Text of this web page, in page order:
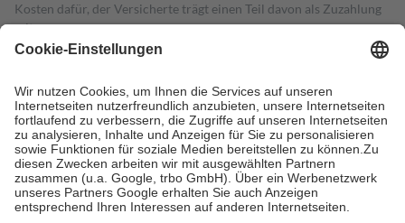
Kosten dafür, der Versicherte trägt einen Teil davon als Zuzahlung
mit.
Grundsätzlich leisten Mitglieder Zuzahlungen in Höhe von zehn
höchstens zehn Euro.
Es sind jedoch nie mehr als die tatsächlichen
Kosten der Leistung zu entrichten.
Diese Regeln gelten grundsätzlich auch für Online-Apotheken.
Bei Heilmitteln und häuslicher Krankenpflege beträgt die
Zuzahlung zehn Prozent der Kosten sowie zehn Euro je
Verordnung.
Um das Engagement der Versicherten für ihre eigene Gesundheit zu
stärken und die besondere Stellung der Familie zu unterstützen,